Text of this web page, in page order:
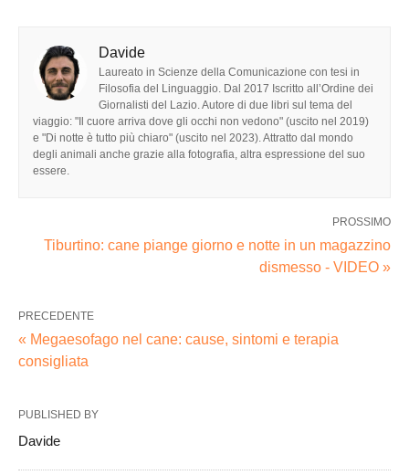
Davide
Laureato in Scienze della Comunicazione con tesi in
Filosofia del Linguaggio. Dal 2017 Iscritto all’Ordine dei
Giornalisti del Lazio. Autore di due libri sul tema del
viaggio: "Il cuore arriva dove gli occhi non vedono" (uscito nel 2019)
e "Di notte è tutto più chiaro" (uscito nel 2023). Attratto dal mondo
degli animali anche grazie alla fotografia, altra espressione del suo
essere.
PROSSIMO
Tiburtino: cane piange giorno e notte in un magazzino
dismesso - VIDEO »
PRECEDENTE
« Megaesofago nel cane: cause, sintomi e terapia
consigliata
PUBLISHED BY
Davide